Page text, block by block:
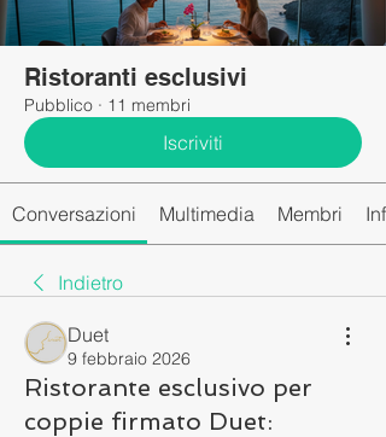
Ristoranti esclusivi
Pubblico · 11 membri
Iscriviti
Conversazioni Multimedia Membri Info
Indietro
Duet
9 febbraio 2026
Ristorante esclusivo per
coppie firmato Duet: